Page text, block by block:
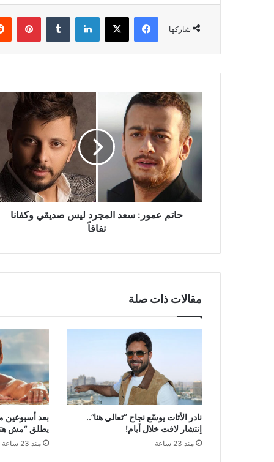
شاركها
فيسبوك ‫X لينكدإن
حاتم
عمور:
سعد
المجرد
ليس
صديقي
نفاقاً
حاتم عمور: سعد المجرد ليس صديقي وكفانا
نفاقاً
مقالات ذات صلة
نادر الأتات يوسّع نجاح “تعالي هنا”..
إنتشار لافت خلال أيام!
منذ 23 ساعة
بعد أسبوعين
يطلق “مش
منذ 23 ساعة